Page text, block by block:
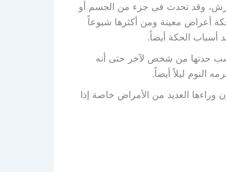
وقد تحدث فى جزء من الجسم أو
أعراض معينة ومن أكثرها شيوعاً
أسباب الحكة أيضاً.
حدتها من شخص لآخر حتى أنه
النوم ليلاً أيضاً.
وراءها العديد من الأمراض خاصة إذا